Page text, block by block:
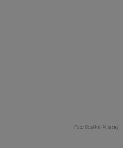
Foto: Cparks, Pixabay